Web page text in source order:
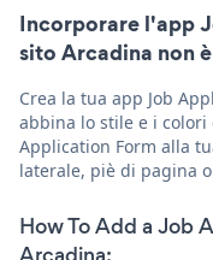
Incorporare l'app
sito Arcadina non
Crea la tua app Job
abbina lo stile e i colori
Application Form alla
laterale, piè di pagina
How To Add a Job